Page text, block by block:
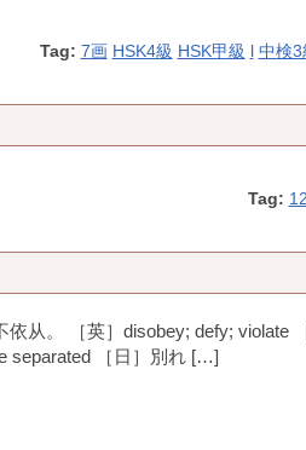
Tag: 7画 HSK4級 HSK甲級 l 中検3
Tag:
从。 ［英］disobey; defy; violate
separated ［日］別れ […]